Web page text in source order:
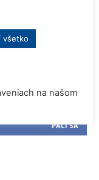
PÁČI SA
všetko
na našom